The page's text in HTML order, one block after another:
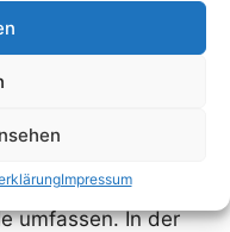
Impressum
wieder die
und so wird das
umfassen. In der